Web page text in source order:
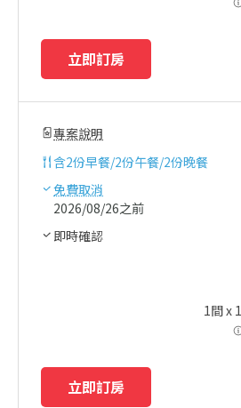
立即訂房
專案說明
含2份早餐/2份午餐/2份晚餐
免費取消
2026/08/26之前
即時確認
1間 x 1
立即訂房